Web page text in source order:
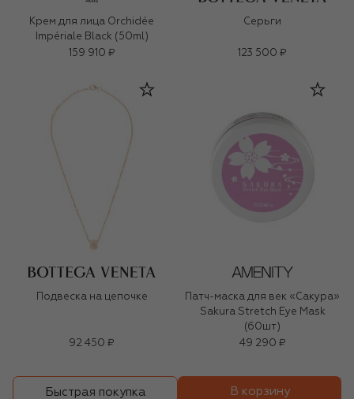
Крем для лица Orchidée
Impériale Black (50ml)
159 910 ₽
Серьги
123 500 ₽
Подвеска на цепочке
92 450 ₽
Патч-маска для век «Сакура»
Sakura Stretch Eye Mask
(60шт)
49 290 ₽
Быстрая покупка В корзину